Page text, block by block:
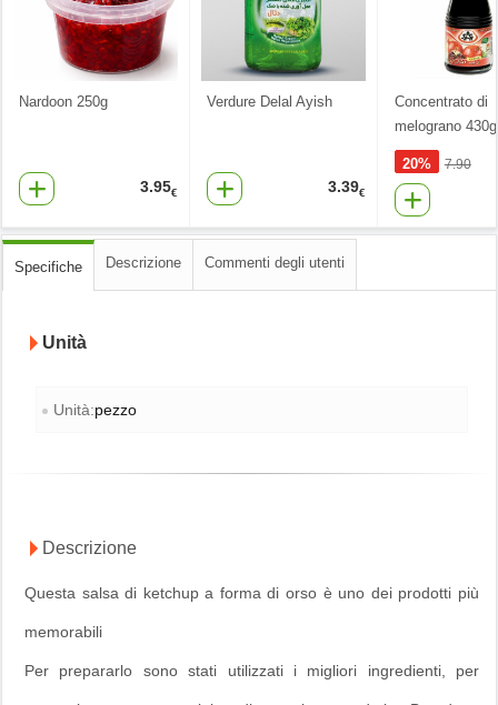
Nardoon 250g
3.95€
Verdure Delal Ayish
3.39€
Concentrato di
melograno
20% 7.90
Specifiche Descrizione Commenti degli utenti
Unità
Unità:pezzo
Descrizione
Questa salsa di ketchup a forma di orso è uno dei prodotti più
memorabili
Per prepararlo sono stati utilizzati i migliori ingredienti, per